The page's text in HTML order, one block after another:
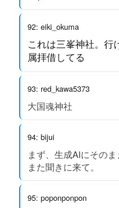
92: eiki_okuma
これは三峯神社。行
属拝借してる
93: red_kawa5373
大国魂神社
94: bijui
まず、生成AIにその
また聞きに来て。
95: poponponpon